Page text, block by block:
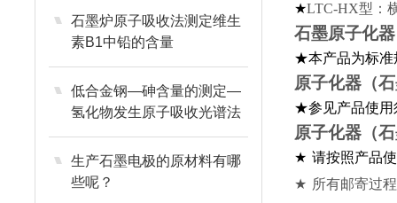
石墨炉原子吸收法测定维生
素B1中铅的含量
低合金钢—砷含量的测定—
氢化物发生原子吸收光谱法
生产石墨电极的原材料有哪
些呢？
★LTC-HX型：
石墨原子化器
★本产品为标准
原子化器
★参见产品使用
原子化器
★ 请按照产品
★ 所有邮寄过